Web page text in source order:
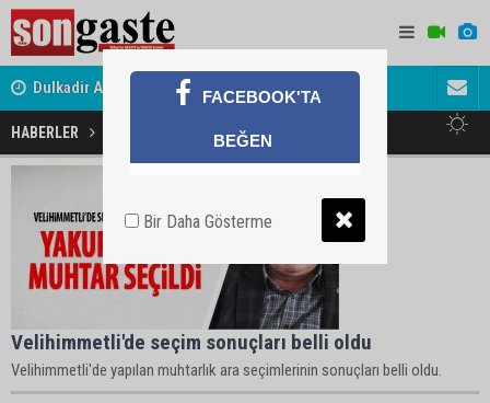
Dulkadir Ailesinin Mutlu Günü Gölbaşı
HABERLER Velihimmetli Haberleri
Velihimmetli'de seçim sonuçları belli oldu
Velihimmetli'de yapılan muhtarlık ara seçimlerinin sonuçları belli oldu.
FACEBOOK'TA
BEĞEN
Bir Daha Gösterme